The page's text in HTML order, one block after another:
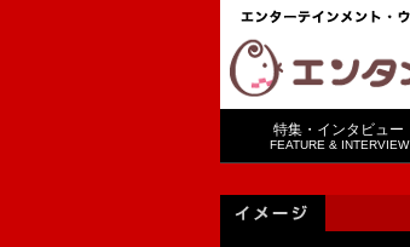
特集・インタビュー
FEATURE & INTERVIEW